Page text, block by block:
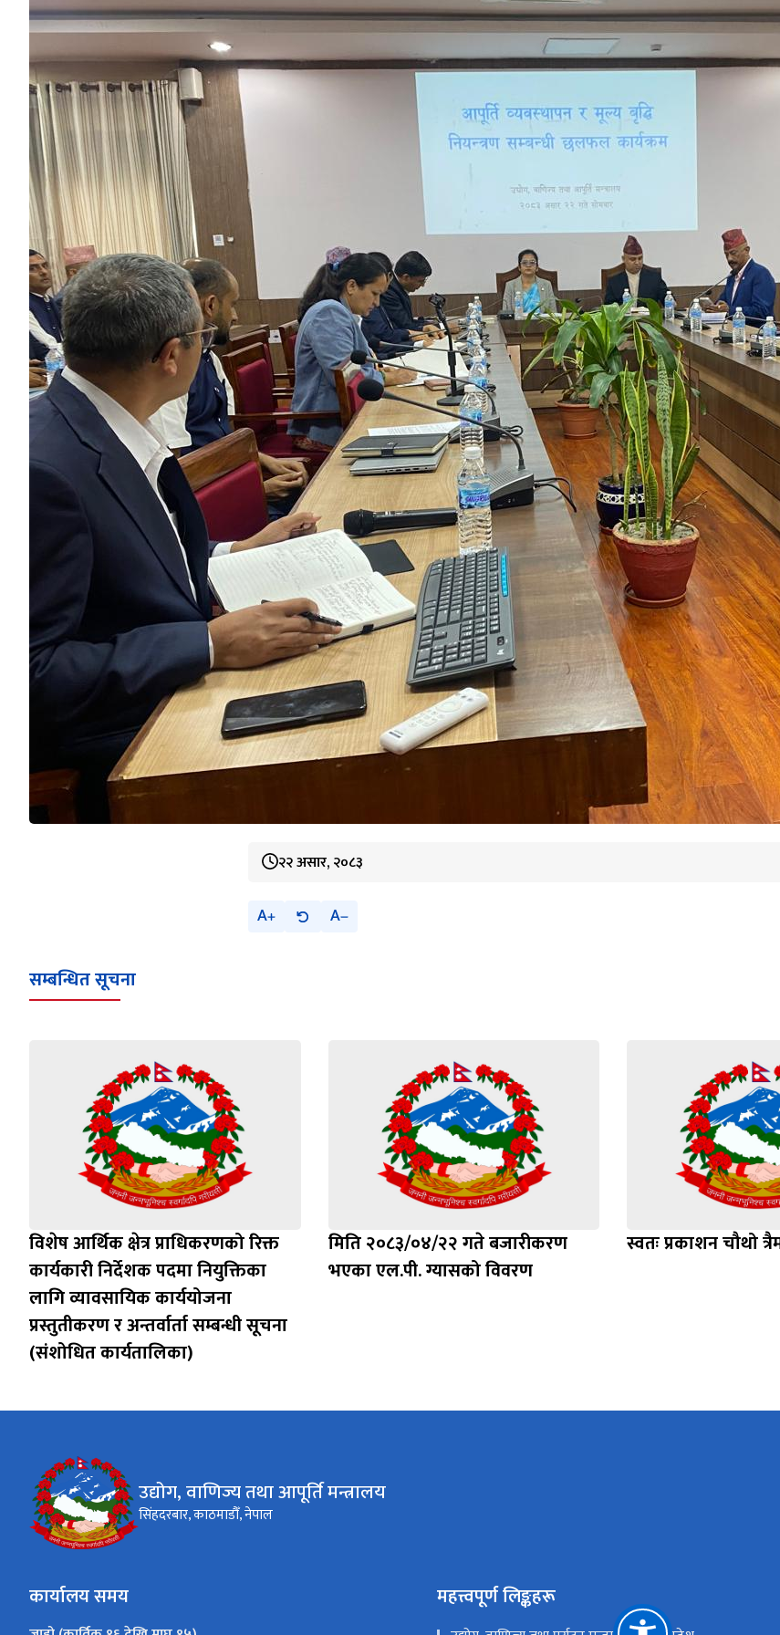
२२ असार, २०८३
A A
सम्बन्धित सूचना
विशेष आर्थिक क्षेत्र प्राधिकरणको रिक्त
कार्यकारी निर्देशक पदमा नियुक्तिका
लागि व्यावसायिक कार्ययोजना
प्रस्तुतीकरण र अन्तर्वार्ता सम्बन्धी सूचना
(संशोधित कार्यतालिका)
मिति २०८३/०४/२२ गते बजारीकरण
भएका एल.पी. ग्यासको विवरण
स्वतः प्रकाशन चौथो
उद्योग, वाणिज्य तथा आपूर्ति मन्त्रालय
सिंहदरबार, काठमाडौँ, नेपाल
कार्यालय समय महत्त्वपूर्ण लिङ्कहरू